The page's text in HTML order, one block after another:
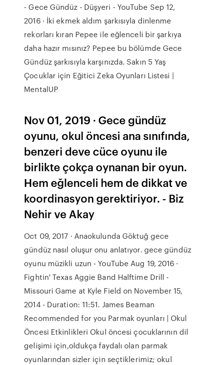
- Gece Gündüz - Düşyeri - YouTube Sep 12,
2016 · İki ekmek aldım şarkısıyla dinlenme
rekorları kıran Pepee ile eğlenceli bir şarkıya
daha hazır mısınız? Pepee bu bölümde Gece
Gündüz şarkısıyla karşınızda. Sakın 5 Yaş
Çocuklar için Eğitici Zeka Oyunları Listesi |
MentalUP
Nov 01, 2019 · Gece gündüz
oyunu, okul öncesi ana sınıfında,
benzeri deve cüce oyunu ile
birlikte çokça oynanan bir oyun.
Hem eğlenceli hem de dikkat ve
koordinasyon gerektiriyor. - Biz
Nehir ve Akay
Oct 09, 2017 · Anaokulunda Göktuğ gece
gündüz nasıl oluşur onu anlatıyor. gece gündüz
oyunu müzikli uzun - YouTube Aug 19, 2016 ·
Fightin' Texas Aggie Band Halftime Drill -
Missouri Game at Kyle Field on November 15,
2014 - Duration: 11:51. James Beaman
Recommended for you Parmak oyunları | Okul
Öncesi Etkinlikleri Okul öncesi çocuklarının dil
gelişimi için,oldukça faydalı olan parmak
oyunlarından sizler için seçtiklerimiz; okul